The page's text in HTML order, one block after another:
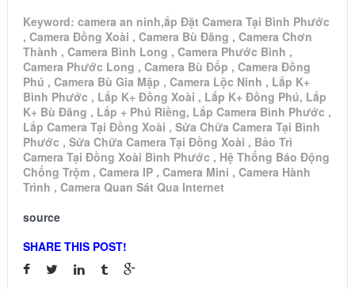
Keyword: camera an ninh,ắp Đặt Camera Tại Bình Phước
, Camera Đồng Xoài , Camera Bù Đăng , Camera Chơn
Thành , Camera Bình Long , Camera Phước Bình ,
Camera Phước Long , Camera Bù Đốp , Camera Đồng
Phú , Camera Bù Gia Mập , Camera Lộc Ninh , Lắp K+
Bình Phước , Lắp K+ Đồng Xoài , Lắp K+ Đồng Phú, Lắp
K+ Bù Đăng , Lắp + Phú Riềng, Lắp Camera Bình Phước ,
Lắp Camera Tại Đồng Xoài , Sửa Chữa Camera Tại Bình
Phước , Sửa Chữa Camera Tại Đồng Xoài , Bảo Trì
Camera Tại Đồng Xoài Bình Phước , Hệ Thống Báo Động
Chống Trộm , Camera IP , Camera Mini , Camera Hành
Trình , Camera Quan Sát Qua Internet
source
SHARE THIS POST!